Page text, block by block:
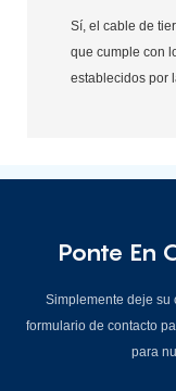
Sí, el cable de
que cumple con
establecidos por
Ponte En
Simplemente deje su
formulario de contacto
para